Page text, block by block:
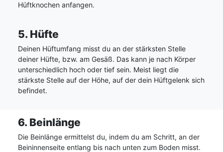
Hüftknochen anfangen.
5. Hüfte
Deinen Hüftumfang misst du an der stärksten Stelle
deiner Hüfte, bzw. am Gesäß. Das kann je nach Körper
unterschiedlich hoch oder tief sein. Meist liegt die
stärkste Stelle auf der Höhe, auf der dein Hüftgelenk sich
befindet.
6. Beinlänge
Die Beinlänge ermittelst du, indem du am Schritt, an der
Beininnenseite entlang bis nach unten zum Boden misst.